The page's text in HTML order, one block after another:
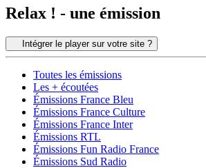
Relax ! - une émission
Intégrer le player sur votre site ?
Toutes les émissions
Les + écoutées
Émissions France Bleu
Émissions France Culture
Émissions France Inter
Émissions RTL
Émissions Fun Radio France
Émissions Sud Radio